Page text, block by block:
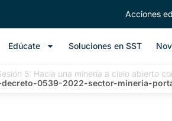
Acciones
Edúcate Soluciones en SST
5: Hacia una minería a cielo abierto
0539-2022-sector-mineria-